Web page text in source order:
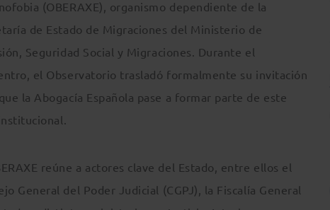
(OBERAXE), organismo dependiente de la
de Estado de Migraciones del Ministerio de
Seguridad Social y Migraciones. Durante el
el Observatorio trasladó formalmente su invitación
la Abogacía Española pase a formar parte de este
reúne a actores clave del Estado, entre ellos el
General del Poder Judicial (CGPJ), la Fiscalía General